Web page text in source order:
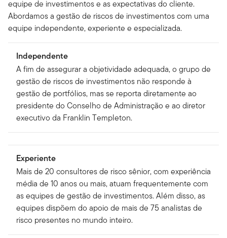
equipe de investimentos e as expectativas do cliente.
Abordamos a gestão de riscos de investimentos com uma
equipe independente, experiente e especializada.
Independente
A fim de assegurar a objetividade adequada, o grupo de
gestão de riscos de investimentos não responde à
gestão de portfólios, mas se reporta diretamente ao
presidente do Conselho de Administração e ao diretor
executivo da Franklin Templeton.
Experiente
Mais de 20 consultores de risco sênior, com experiência
média de 10 anos ou mais, atuam frequentemente com
as equipes de gestão de investimentos. Além disso, as
equipes dispõem do apoio de mais de 75 analistas de
risco presentes no mundo inteiro.